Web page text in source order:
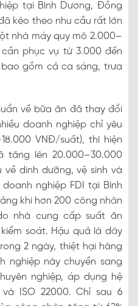
tại Bình Dương, Đồng
kéo theo nhu cầu rất lớn
nhà máy quy mô 2.000–
phục vụ từ 3.000 đến
gồm cả ca sáng, trưa
về bữa ăn đã thay đổi
doanh nghiệp chỉ yêu
VNĐ/suất), thì hiện
tăng lên 20.000–30.000
dinh dưỡng, vệ sinh và
nghiệp FDI tại Bình
khi hơn 200 công nhân
nhà cung cấp suất ăn
soát. Hậu quả là dây
2 ngày, thiệt hại hàng
nghiệp này chuyển sang
nghiệp, áp dụng hệ
ISO 22000. Chỉ sau 6